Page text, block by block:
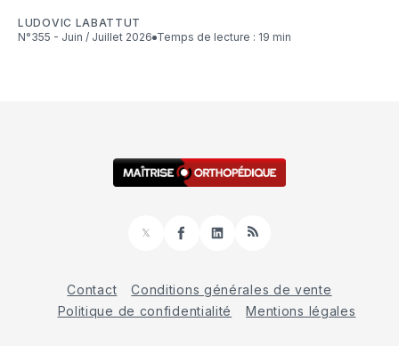
LUDOVIC LABATTUT
N°355 - Juin / Juillet 2026
Temps de lecture : 19 min
𝕏
FacebookLinkedInRSS
Contact
Conditions générales de vente
Politique de confidentialité
Mentions légales